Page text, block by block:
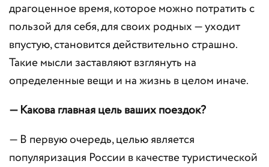
драгоценное время, которое можно потратить с
пользой для себя, для своих родных — уходит
впустую, становится действительно страшно.
Такие мысли заставляют взглянуть на
определенные вещи и на жизнь в целом иначе.
— Какова главная цель ваших поездок?
— В первую очередь, целью является
популяризация России в качестве туристической